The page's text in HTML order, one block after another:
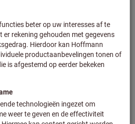
Leverbaar
20 varianten
€ 9,45
Naar de varianten